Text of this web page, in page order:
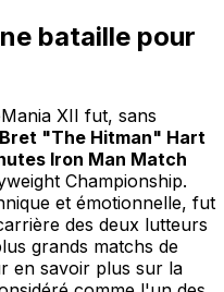
bataille pour
XII fut, sans
Bret "The Hitman" Hart
Iron Man Match
Championship.
et émotionnelle, fut
des deux lutteurs
grands matchs de
en savoir plus sur la